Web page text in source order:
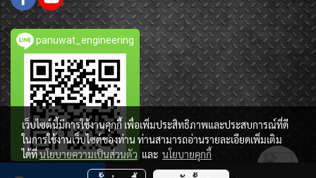
panuwat_engineering
เว็บไซต์นี้มีการใช้งานคุกกี้ เพื่อเพิ่มประสิทธิภาพและประสบการณ์ที่ดี
ในการใช้งานเว็บไซต์ของท่าน ท่านสามารถอ่านรายละเอียดเพิ่มเติม
ได้ที่นโยบายความเป็นส่วนตัว และ นโยบายคุกกี้